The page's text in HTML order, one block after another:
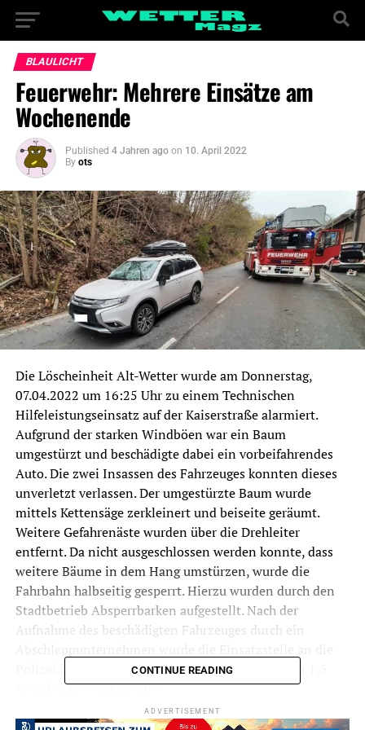
BLAULICHT
Feuerwehr: Mehrere Einsätze am
Wochenende
Published 4 Jahren ago on 10. April 2022
By ots
Die Löscheinheit Alt-Wetter wurde am Donnerstag,
07.04.2022 um 16:25 Uhr zu einem Technischen
Hilfeleistungseinsatz auf der Kaiserstraße alarmiert.
Aufgrund der starken Windböen war ein Baum
umgestürzt und beschädigte dabei ein vorbeifahrendes
Auto. Die zwei Insassen des Fahrzeuges konnten dieses
unverletzt verlassen. Der umgestürzte Baum wurde
mittels Kettensäge zerkleinert und beiseite geräumt.
Weitere Gefahrenäste wurden über die Drehleiter
entfernt. Da nicht ausgeschlossen werden konnte, dass
weitere Bäume in dem Hang umstürzen, wurde die
Fahrbahn halbseitig gesperrt. Hierzu wurden durch den
Stadtbetrieb Absperrbarken aufgestellt. Nach der
Aufnahme des beschädigten Fahrzeuges durch ein
Polizei übergeben. Der Einsatz konnte nach guten 1,5
Stunden beendet werden.
Die Löscheinheit Grundschöttel wurde am Abend um
CONTINUE READING
ADVERTISEMENT